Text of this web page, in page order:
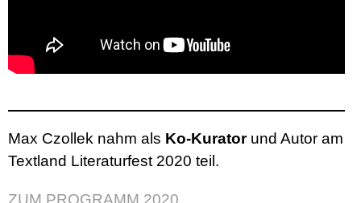
Max Czollek nahm als Ko-Kuratorund Autor am
Textland Literaturfest 2020 teil.